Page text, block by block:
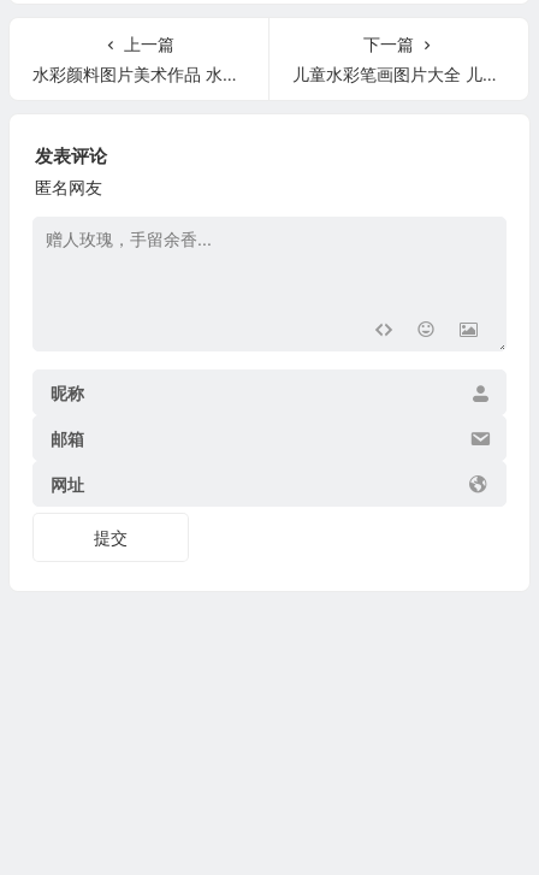
上一篇
水彩颜料图片美术作品 水彩颜料图片美术作品大全
下一篇
儿童水彩笔画图片大全 儿童水彩笔画
发表评论
匿名网友
昵称
邮箱
网址
提交